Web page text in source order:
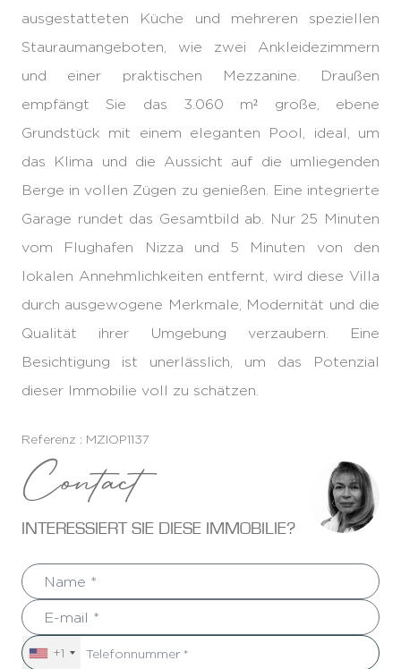
ausgestatteten Küche und mehreren speziellen
Stauraumangeboten, wie zwei Ankleidezimmern
und einer praktischen Mezzanine. Draußen
empfängt Sie das 3.060 m² große, ebene
Grundstück mit einem eleganten Pool, ideal, um
das Klima und die Aussicht auf die umliegenden
Berge in vollen Zügen zu genießen. Eine integrierte
Garage rundet das Gesamtbild ab. Nur 25 Minuten
vom Flughafen Nizza und 5 Minuten von den
lokalen Annehmlichkeiten entfernt, wird diese Villa
durch ausgewogene Merkmale, Modernität und die
Qualität ihrer Umgebung verzaubern. Eine
Besichtigung ist unerlässlich, um das Potenzial
dieser Immobilie voll zu schätzen.
Referenz : MZIOP1137
Contact
INTERESSIERT SIE DIESE IMMOBILIE?
+1